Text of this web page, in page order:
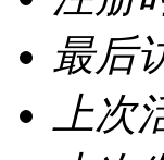
最后
上次